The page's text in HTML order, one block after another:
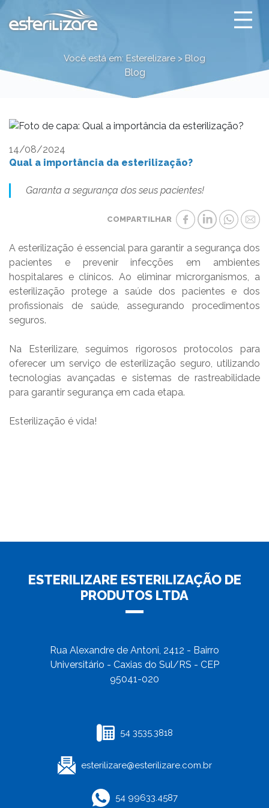
Qual a importância da
Você está em: Esterelizare > Blog
Blog
14/08/2024
Qual a importância da esterilização?
Garanta a segurança dos seus pacientes!
COMPARTILHAR
A esterilização é essencial para garantir a segurança dos
pacientes e prevenir infecções em ambientes
hospitalares e clínicos. Ao eliminar microrganismos, a
esterilização protege a saúde dos pacientes e dos
profissionais de saúde, assegurando procedimentos
seguros.
Na Esterilizare, seguimos rigorosos protocolos para
oferecer um serviço de esterilização seguro, utilizando
tecnologias avançadas e sistemas de rastreabilidade
para garantir segurança em cada etapa.
Esterilização é vida!
ESTERILIZARE ESTERILIZAÇÃO DE
PRODUTOS LTDA
Rua Alexandre de Antoni, 2412 - Bairro
Universitário - Caxias do Sul/RS - CEP
95041-020
54 3535.3818
esterilizare@esterilizare.com.br
54 99633.4587